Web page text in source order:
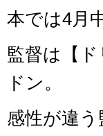
本では4月
監督は【
ドン。
感性が違